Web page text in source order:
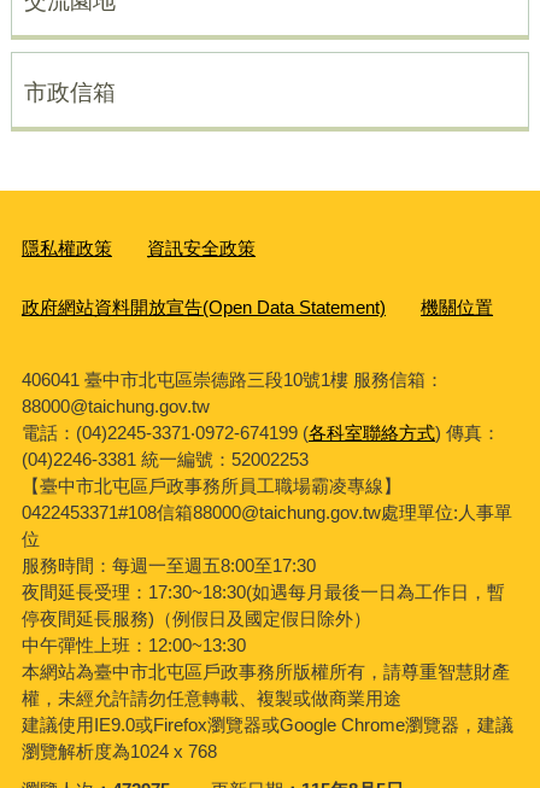
市政信箱
隱私權政策 資訊安全政策
政府網站資料開放宣告(Open Data Statement) 機關位置
406041 臺中市北屯區崇德路三段10號1樓 服務信箱：
88000@taichung.gov.tw
電話：(04)2245-3371‧0972-674199 (各科室聯絡方式) 傳真：
(04)2246-3381 統一編號：52002253
【臺中市北屯區戶政事務所員工職場霸凌專線】
0422453371#108信箱88000@taichung.gov.tw處理單位:人事單
位
服務時間：每週一至週五8:00至17:30
夜間延長受理： 17:30~18:30(如遇每月最後一日為工作日，暫
停夜間延長服務) （例假日及國定假日除外）
中午彈性上班：12:00~13:30
本網站為臺中市北屯區戶政事務所版權所有，請尊重智慧財產
權，未經允許請勿任意轉載、複製或做商業用途
建議使用IE9.0或Firefox瀏覽器或Google Chrome瀏覽器，建議
瀏覽解析度為1024 x 768